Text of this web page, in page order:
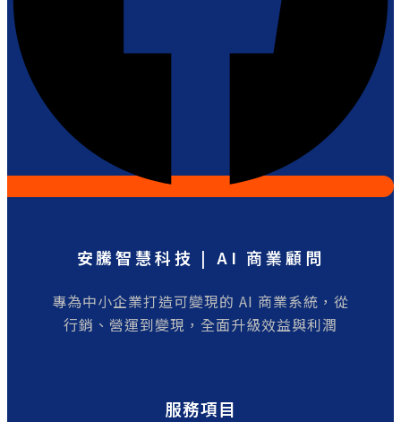
安騰智慧科技 | AI 商業顧問
專為中小企業打造可變現的 AI 商業系統，從
行銷、營運到變現，全面升級效益與利潤
服務項目